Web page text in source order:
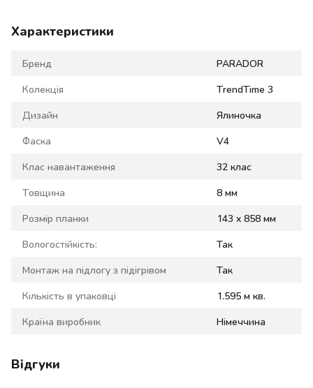
Характеристики
Бренд PARADOR
Колекція TrendTime 3
Дизайн Ялиночка
Фаска V4
Клас навантаження 32 клас
Товщина 8 мм
Розмір планки 143 x 858 мм
Вологостійкість: Так
Монтаж на підлогу з підігрівом Так
Кількість в упаковці 1.595 м кв.
Країна виробник Німеччина
Відгуки